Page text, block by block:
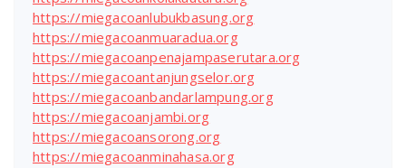
https://miegacoanlubukbasung.org
https://miegacoanmuaradua.org
https://miegacoanpenajampaserutara.org
https://miegacoantanjungselor.org
https://miegacoanbandarlampung.org
https://miegacoanjambi.org
https://miegacoansorong.org
https://miegacoanminahasa.org